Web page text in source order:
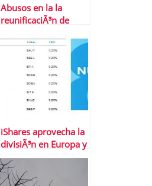
Abusos en la la
reunificaciÃ³n de
iShares aprovecha la
divisiÃ³n en Europa y
lanza ETFS sobre
bonos soberanos